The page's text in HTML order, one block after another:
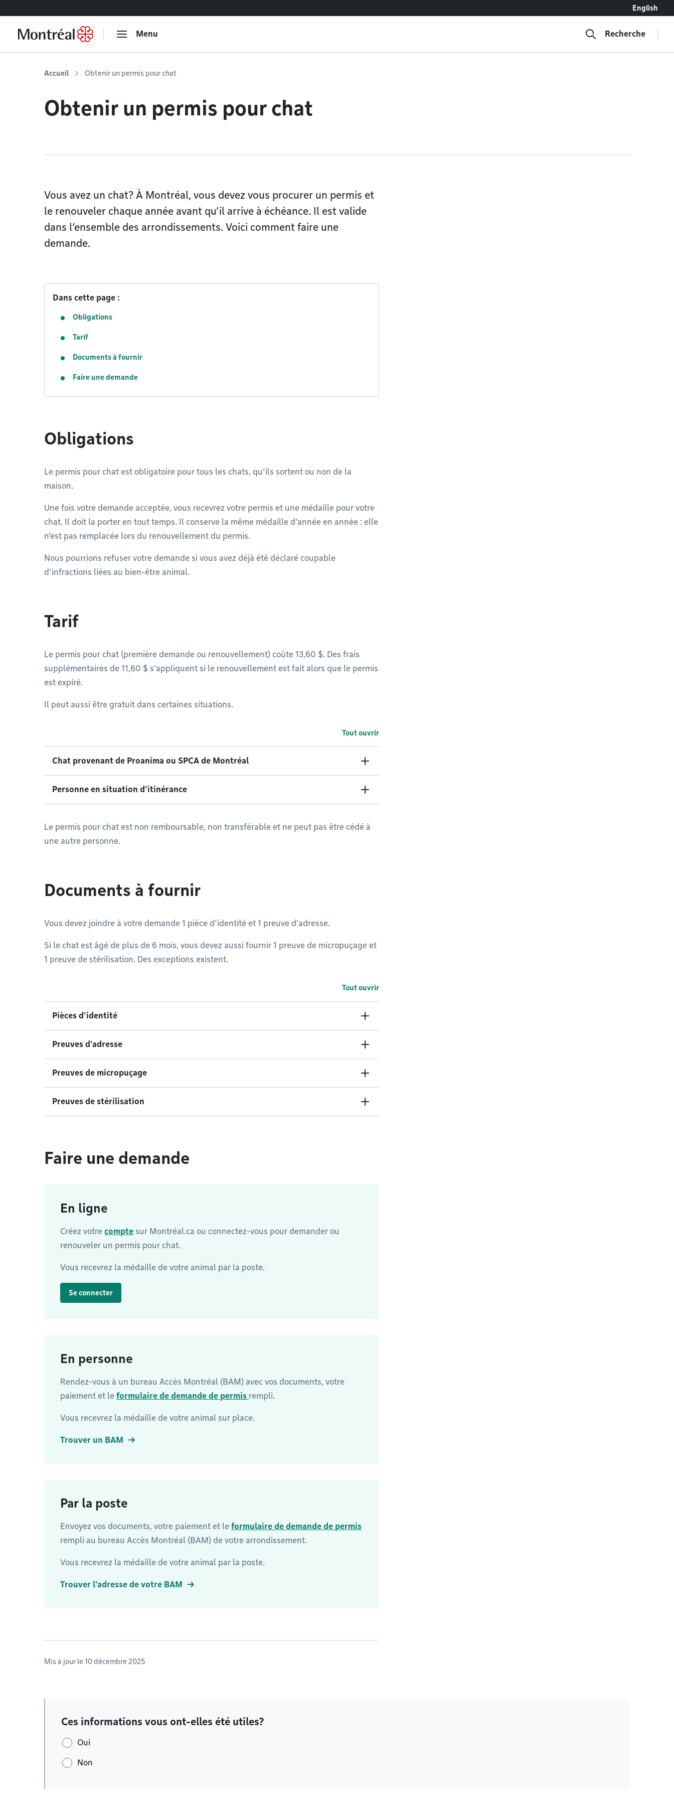
English
Menu Recherche
Accueil Obtenir un permis pour chat
Obtenir un permis pour chat
Vous avez un chat? À Montréal, vous devez vous procurer un permis et
le renouveler chaque année avant qu’il arrive à échéance. Il est valide
dans l’ensemble des arrondissements. Voici comment faire une
demande.
Dans cette page :
Obligations
Tarif
Documents à fournir
Faire une demande
Obligations
Le permis pour chat est obligatoire pour tous les chats, qu’ils sortent ou non de la
maison.
Une fois votre demande acceptée, vous recevrez votre permis et une médaille pour votre
chat. Il doit la porter en tout temps. Il conserve la même médaille d’année en année : elle
n’est pas remplacée lors du renouvellement du permis.
Nous pourrions refuser votre demande si vous avez déjà été déclaré coupable
d’infractions liées au bien-être animal.
Tarif
Le permis pour chat (première demande ou renouvellement) coûte 13,60 $. Des frais
supplémentaires de 11,60 $ s’appliquent si le renouvellement est fait alors que le permis
est expiré.
Il peut aussi être gratuit dans certaines situations.
Tout ouvrir
Chat provenant de Proanima ou SPCA de Montréal
Personne en situation d’itinérance
Le permis pour chat est non remboursable, non transférable et ne peut pas être cédé à
une autre personne.
Documents à fournir
Vous devez joindre à votre demande 1 pièce d’identité et 1 preuve d’adresse.
Si le chat est âgé de plus de 6 mois, vous devez aussi fournir 1 preuve de micropuçage et
1 preuve de stérilisation. Des exceptions existent.
Tout ouvrir
Pièces d’identité
Preuves d'adresse
Preuves de micropuçage
Preuves de stérilisation
Faire une demande
En ligne
Créez votre compte sur Montréal.ca ou connectez-vous pour demander ou
renouveler un permis pour chat.
Vous recevrez la médaille de votre animal par la poste.
Se connecter
En personne
Rendez-vous à un bureau Accès Montréal (BAM) avec vos documents, votre
paiement et le formulaire de demande de permis rempli.
Vous recevrez la médaille de votre animal sur place.
Trouver un BAM
Par la poste
Envoyez vos documents, votre paiement et le formulaire de demande de permis
rempli au bureau Accès Montréal (BAM) de votre arrondissement.
Vous recevrez la médaille de votre animal par la poste.
Trouver l'adresse de votre BAM
Mis à jour le 10 décembre 2025
Ces informations vous ont-elles été utiles?
Oui
Non